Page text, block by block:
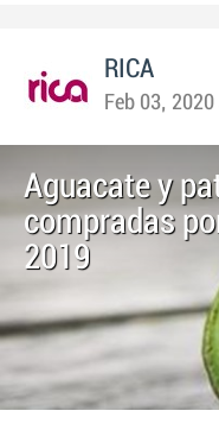
RICA
Feb 03,
Aguacate y
compradas
2019